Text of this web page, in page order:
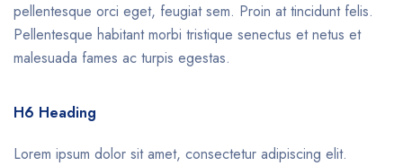
pellentesque orci eget, feugiat sem. Proin at tincidunt felis.
Pellentesque habitant morbi tristique senectus et netus et
malesuada fames ac turpis egestas.
H6 Heading
Lorem ipsum dolor sit amet, consectetur adipiscing elit.